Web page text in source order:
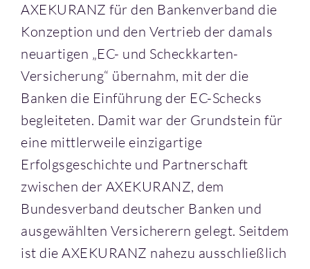
AXEKURANZ für den Bankenverband die
Konzeption und den Vertrieb der damals
neuartigen „EC- und Scheckkarten-
Versicherung“ übernahm, mit der die
Banken die Einführung der EC-Schecks
begleiteten. Damit war der Grundstein für
eine mittlerweile einzigartige
Erfolgsgeschichte und Partnerschaft
zwischen der AXEKURANZ, dem
Bundesverband deutscher Banken und
ausgewählten Versicherern gelegt. Seitdem
ist die AXEKURANZ nahezu ausschließlich